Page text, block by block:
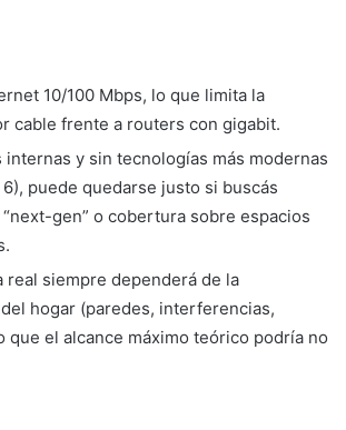
10/100 Mbps, lo que limita la
cable frente a routers con gigabit.
internas y sin tecnologías más modernas
puede quedarse justo si buscás
gen” o cobertura sobre espacios
real siempre dependerá de la
hogar (paredes, interferencias,
que el alcance máximo teórico podría no